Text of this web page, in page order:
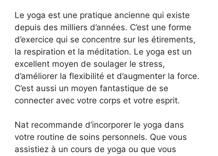
Le yoga est une pratique ancienne qui existe
depuis des milliers d’années. C’est une forme
d’exercice qui se concentre sur les étirements,
la respiration et la méditation. Le yoga est un
excellent moyen de soulager le stress,
d’améliorer la flexibilité et d’augmenter la force.
C’est aussi un moyen fantastique de se
connecter avec votre corps et votre esprit.
Nat recommande d’incorporer le yoga dans
votre routine de soins personnels. Que vous
assistiez à un cours de yoga ou que vous